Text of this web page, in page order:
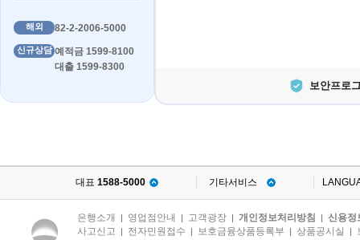
해외 82-2-2006-5000
신규상담 예적금 1599-8100
대출 1599-8300
보안프로
대표 1588-5000 기타서비스
은행소개 | 영업점안내 | 고객광장 | 개인정보처리방침 | 신용정
사고신고 | 전자민원접수 | 보호금융상품등록부 | 상품공시실 |